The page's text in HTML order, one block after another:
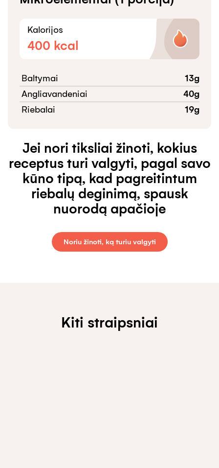
Kalorijos
400 kcal
Baltymai 13g
Angliavandeniai
40g
Riebalai
19g
Jei nori tiksliai žinoti, kokius
receptus turi valgyti, pagal savo
kūno tipą, kad pagreitintum
riebalų deginimą, spausk
nuorodą apačioje
Noriu žinoti, ką turiu valgyti
Kiti straipsniai